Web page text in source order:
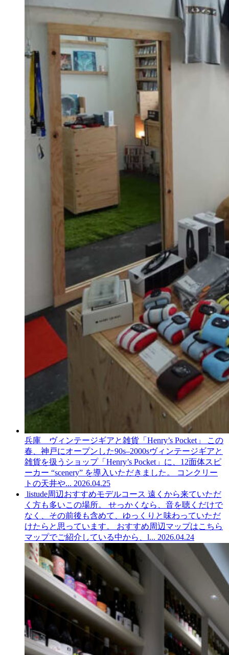
兵庫 ヴィンテージギアと雑貨「Henry’s Pocket」
この
春、神戸にオープンした90s–2000sヴィンテージギアと
雑貨を扱うショップ「Henry’s Pocket」に、12面体スピ
ーカー “scenery” を導入いただきました。 コンクリー
トの天井や... 2026.04.25
listude周辺おすすめモデルコース 遠くから来ていただ
く方も多いこの場所。 せっかくなら、音を聴くだけで
なく、その前後も含めて、ゆっくりと味わっていただ
けたらと思っています。 おすすめ周辺マップはこちら
マップでご紹介している中から、l... 2026.04.24